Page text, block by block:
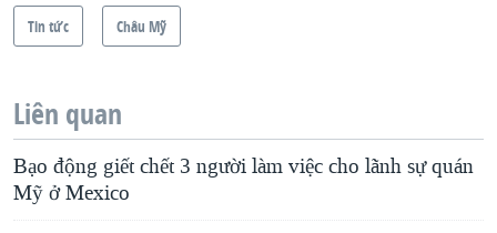
Tin tức Châu Mỹ
Liên quan
Bạo động giết chết 3 người làm việc cho lãnh sự quán
Mỹ ở Mexico